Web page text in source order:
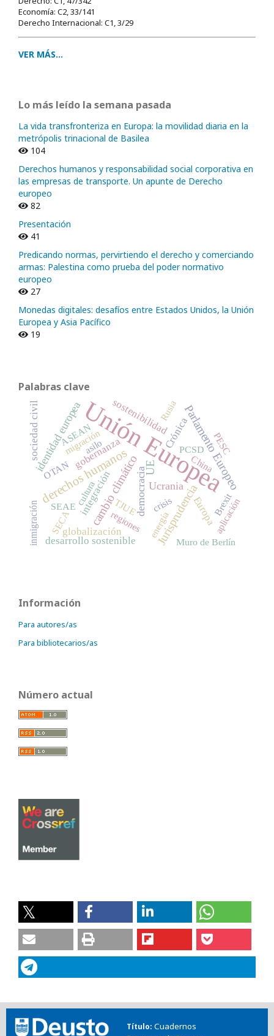
Economía: C2, 33/141
Derecho Internacional: C1, 3/29
VER MÁS...
Lo más leído la semana pasada
La vida transfronteriza en Europa: la movilidad diaria en la
metrópolis trinacional de Basilea
104
Derechos humanos y responsabilidad social corporativa en
las empresas de transporte. Un apunte de Derecho
europeo
82
Presentación
41
Predicando normas, pervirtiendo el derecho y comerciando
armas: Palestina como prueba del poder normativo
europeo
27
Monedas digitales: desafíos entre Estados Unidos, la Unión
Europea y Asia Pacífico
19
Palabras clave
Unión Europea
derechos humanos Parlamento Europeo
UE
cambio climático Jurisprudencia
democracia
identidad europea
Ucrania
Europa
Crónica
integración
gobernanza
globalización
sociedad civil
desarrollo sostenible
sostenibilidad
migración
crisis
PCSD
regiones
Rusia
Brexit
cultura
PESC
energía
inmigración Muro de Berlín
China
TJUE
OTAN
SEAE aplicación
SECA
asilo
ASEAN
Información
Para autores/as
Para bibliotecarios/as
Número actual
Título Cuadernos